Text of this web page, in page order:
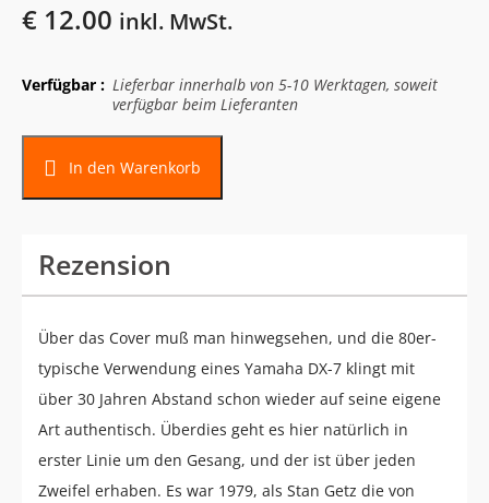
€ 12.00 inkl. MwSt.
Verfügbar : Lieferbar innerhalb von 5-10 Werktagen, soweit
verfügbar beim Lieferanten
In den Warenkorb
Rezension
Über das Cover muß man hinwegsehen, und die 80er-
typische Verwendung eines Yamaha DX-7 klingt mit
über 30 Jahren Abstand schon wieder auf seine eigene
Art authentisch. Überdies geht es hier natürlich in
erster Linie um den Gesang, und der ist über jeden
Zweifel erhaben. Es war 1979, als Stan Getz die von